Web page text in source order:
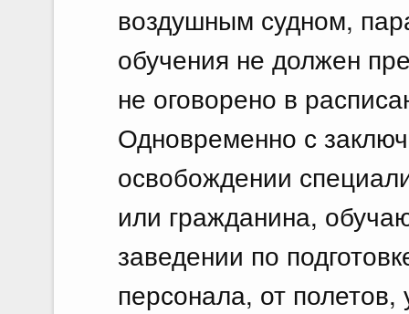
воздушным судном,
обучения не должен
не оговорено в
Одновременно с
освобождении
или гражданина,
заведении по
персонала, от